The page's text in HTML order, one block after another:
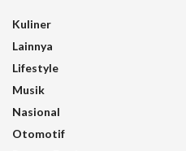
Kuliner
Lainnya
Lifestyle
Musik
Nasional
Otomotif